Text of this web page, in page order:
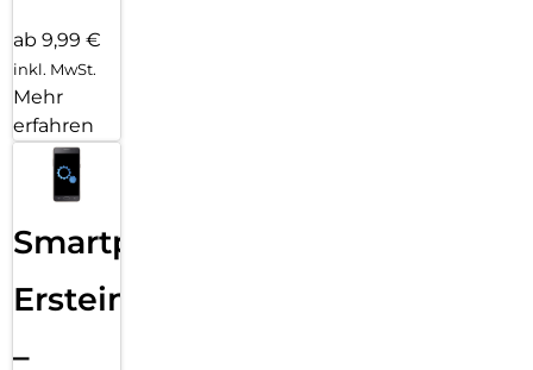
ab 9,99 €
inkl. MwSt.
Mehr
erfahren
Smartphone
Ersteinrichtung
–